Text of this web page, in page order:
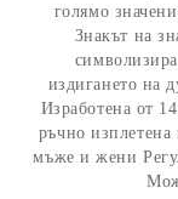
голямо
Знакът на
издигането на
Изработена от
ръчно
мъже и жени